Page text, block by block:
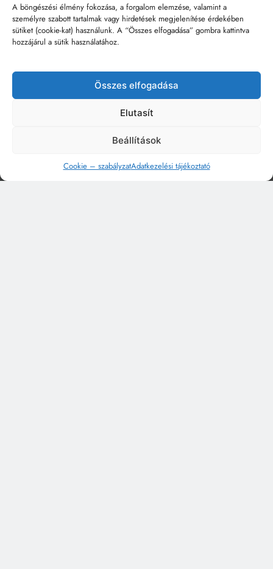
A böngészési élmény fokozása, a forgalom elemzése, valamint a
személyre szabott tartalmak vagy hirdetések megjelenítése érdekében
sütiket (cookie-kat) használunk. A “Összes elfogadása” gombra kattintva
hozzájárul a sütik használatához.
Összes elfogadása
Elutasít
Beállítások
Cookie – szabályzatAdatkezelési tájékoztató